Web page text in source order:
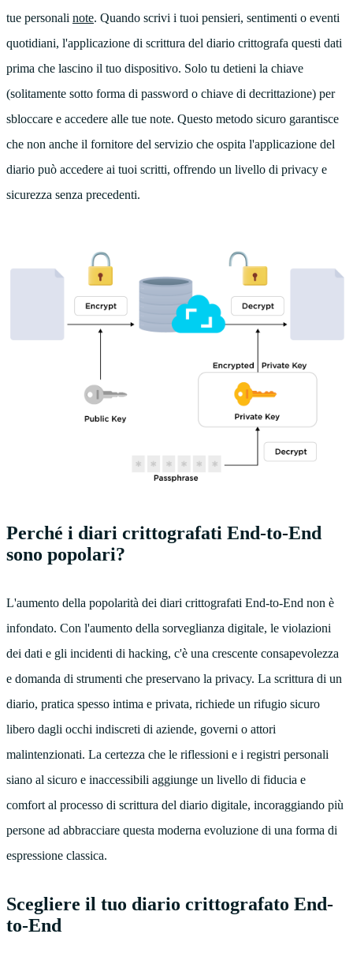
tue personali note. Quando scrivi i tuoi pensieri, sentimenti o eventi
quotidiani, l'applicazione di scrittura del diario crittografa questi dati
prima che lascino il tuo dispositivo. Solo tu detieni la chiave
(solitamente sotto forma di password o chiave di decrittazione) per
sbloccare e accedere alle tue note. Questo metodo sicuro garantisce
che non anche il fornitore del servizio che ospita l'applicazione del
diario può accedere ai tuoi scritti, offrendo un livello di privacy e
sicurezza senza precedenti.
Perché i diari crittografati End-to-End
sono popolari?
L'aumento della popolarità dei diari crittografati End-to-End non è
infondato. Con l'aumento della sorveglianza digitale, le violazioni
dei dati e gli incidenti di hacking, c'è una crescente consapevolezza
e domanda di strumenti che preservano la privacy. La scrittura di un
diario, pratica spesso intima e privata, richiede un rifugio sicuro
libero dagli occhi indiscreti di aziende, governi o attori
malintenzionati. La certezza che le riflessioni e i registri personali
siano al sicuro e inaccessibili aggiunge un livello di fiducia e
comfort al processo di scrittura del diario digitale, incoraggiando più
persone ad abbracciare questa moderna evoluzione di una forma di
espressione classica.
Scegliere il tuo diario crittografato End-
to-End